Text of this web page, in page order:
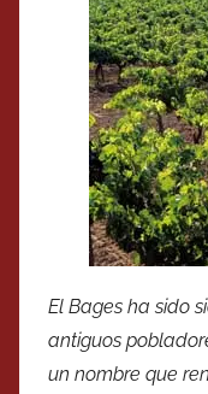
El Bages ha sido
antiguos
un nombre que